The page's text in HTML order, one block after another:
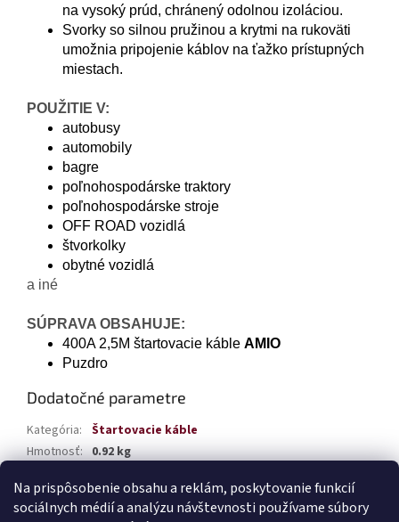
Na prispôsobenie obsahu a reklám, poskytovanie funkcií
sociálnych médií a analýzu návštevnosti používame súbory
na vysoký prúd, chránený odolnou izoláciou.
Svorky so silnou pružinou a krytmi na rukoväti
umožnia pripojenie káblov na ťažko prístupných
miestach.
POUŽITIE V:
autobusy
automobily
bagre
poľnohospodárske traktory
poľnohospodárske stroje
OFF ROAD vozidlá
štvorkolky
obytné vozidlá
a iné
SÚPRAVA OBSAHUJE:
400A 2,5M štartovacie káble AMIO
Puzdro
Dodatočné parametre
Kategória: Štartovacie káble
Hmotnosť: 0.92 kg